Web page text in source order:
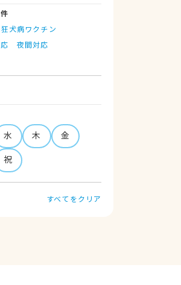
狂犬病ワクチン
夜間対応
水 木
金
祝
すべてをクリア